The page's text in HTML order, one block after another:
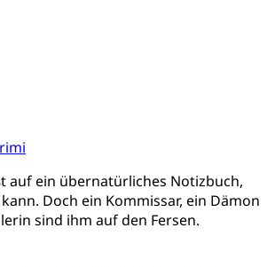
auf ein übernatürliches Notizbuch,
Doch ein Kommissar, ein Dämon
sind ihm auf den Fersen.